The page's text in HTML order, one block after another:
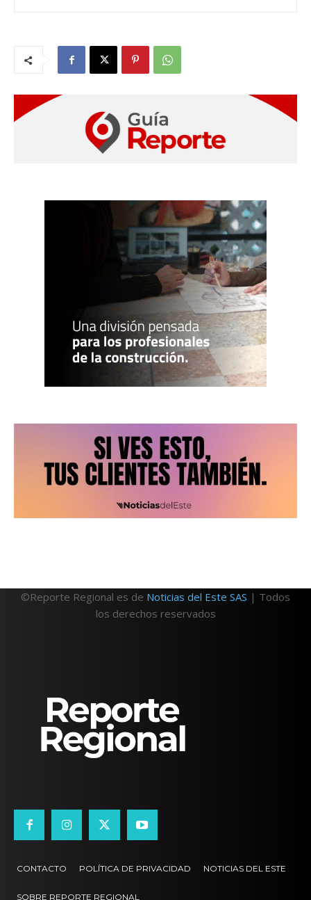
©Reporte Regional es de Noticias del Este SAS | Todos
los derechos reservados
CONTACTO POLÍTICA DE PRIVACIDAD NOTICIAS DEL ESTE
SOBRE REPORTE REGIONAL